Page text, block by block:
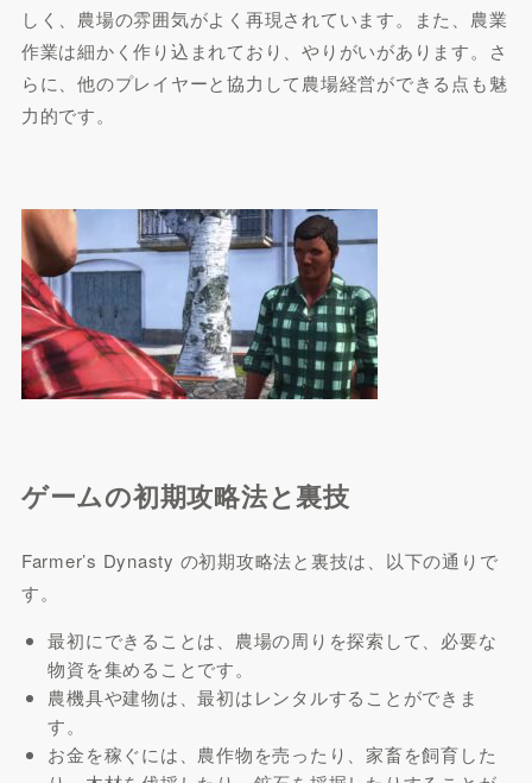
しく、農場の雰囲気がよく再現されています。また、農業
作業は細かく作り込まれており、やりがいがあります。さ
らに、他のプレイヤーと協力して農場経営ができる点も魅
力的です。
ゲームの初期攻略法と裏技
Farmer’s Dynasty の初期攻略法と裏技は、以下の通りで
す。
最初にできることは、農場の周りを探索して、必要な
物資を集めることです。
農機具や建物は、最初はレンタルすることができま
す。
お金を稼ぐには、農作物を売ったり、家畜を飼育した